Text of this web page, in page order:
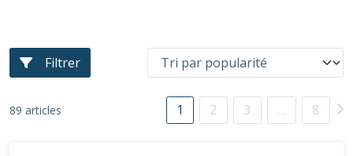
Filtrer
89 articles 1 2 3 … 8